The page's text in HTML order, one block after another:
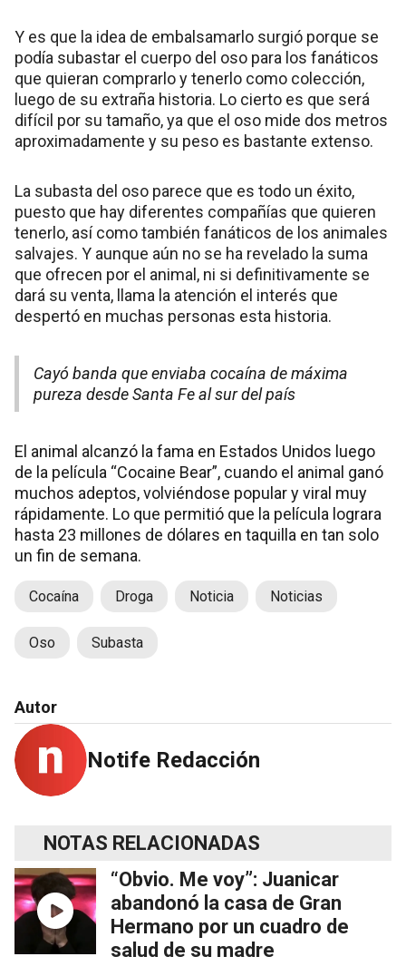
Y es que la idea de embalsamarlo surgió porque se
podía subastar el cuerpo del oso para los fanáticos
que quieran comprarlo y tenerlo como colección,
luego de su extraña historia. Lo cierto es que será
difícil por su tamaño, ya que el oso mide dos metros
aproximadamente y su peso es bastante extenso.
La subasta del oso parece que es todo un éxito,
puesto que hay diferentes compañías que quieren
tenerlo, así como también fanáticos de los animales
salvajes. Y aunque aún no se ha revelado la suma
que ofrecen por el animal, ni si definitivamente se
dará su venta, llama la atención el interés que
despertó en muchas personas esta historia.
Cayó banda que enviaba cocaína de máxima
pureza desde Santa Fe al sur del país
El animal alcanzó la fama en Estados Unidos luego
de la película “Cocaine Bear”, cuando el animal ganó
muchos adeptos, volviéndose popular y viral muy
rápidamente. Lo que permitió que la película lograra
hasta 23 millones de dólares en taquilla en tan solo
un fin de semana.
Cocaína Droga Noticia Noticias
Oso Subasta
Autor
Notife Redacción
NOTAS RELACIONADAS
“Obvio. Me voy”: Juanicar
abandonó la casa de Gran
Hermano por un cuadro de
salud de su madre